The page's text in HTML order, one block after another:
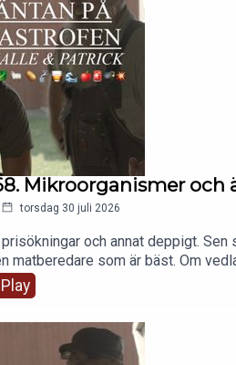
Mikroorganismer och
torsdag 30 juli 2026
och annat deppigt.
matberedare som är bäst. Om
vilket vin som helst egentligen.
Play